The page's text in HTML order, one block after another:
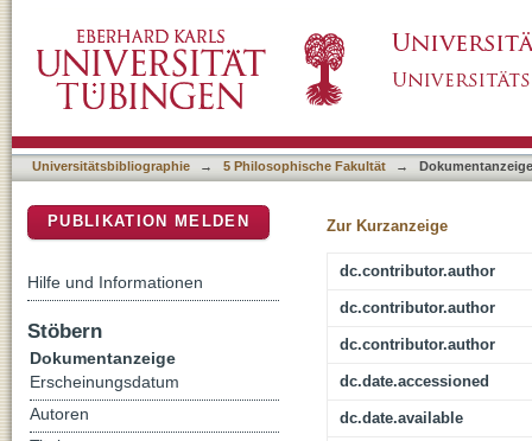
Universitätsbibliographie → 5 Philosophische Fakultät → Dokumentanzeige
Zur Kurzanzeige
dc.contributor.author
dc.contributor.author
dc.contributor.author
dc.date.accessioned
dc.date.available
PUBLIKATION MELDEN
Hilfe und Informationen
Stöbern
Dokumentanzeige
Erscheinungsdatum
Autoren